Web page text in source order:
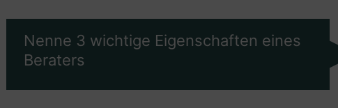
Nenne 3 wichtige Eigenschaften eines
Beraters